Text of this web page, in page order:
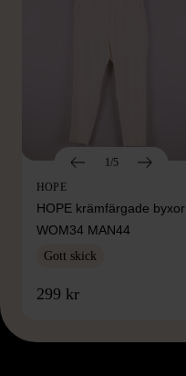
1/5
HOPE
HOPE krämfärgade byxor
WOM34 MAN44
Gott skick
299 kr